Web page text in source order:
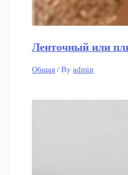
Ленточный или
Общая / Byadmin